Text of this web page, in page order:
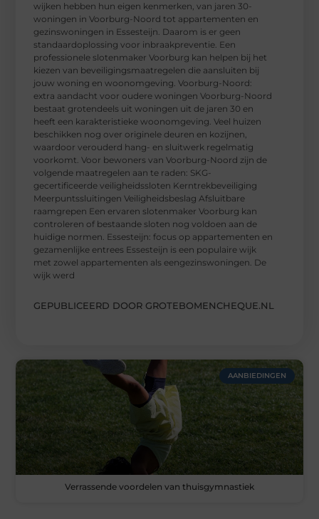
wijken hebben hun eigen kenmerken, van jaren 30-
woningen in Voorburg-Noord tot appartementen en
gezinswoningen in Essesteijn. Daarom is er geen
standaardoplossing voor inbraakpreventie. Een
professionele slotenmaker Voorburg kan helpen bij het
kiezen van beveiligingsmaatregelen die aansluiten bij
jouw woning en woonomgeving. Voorburg-Noord:
extra aandacht voor oudere woningen Voorburg-Noord
bestaat grotendeels uit woningen uit de jaren 30 en
heeft een karakteristieke woonomgeving. Veel huizen
beschikken nog over originele deuren en kozijnen,
waardoor verouderd hang- en sluitwerk regelmatig
voorkomt. Voor bewoners van Voorburg-Noord zijn de
volgende maatregelen aan te raden: SKG-
gecertificeerde veiligheidssloten Kerntrekbeveiliging
Meerpuntssluitingen Veiligheidsbeslag Afsluitbare
raamgrepen Een ervaren slotenmaker Voorburg kan
controleren of bestaande sloten nog voldoen aan de
huidige normen. Essesteijn: focus op appartementen en
gezamenlijke entrees Essesteijn is een populaire wijk
met zowel appartementen als eengezinswoningen. De
wijk werd
GEPUBLICEERD DOOR GROTEBOMENCHEQUE.NL
AANBIEDINGEN
Verrassende voordelen van thuisgymnastiek